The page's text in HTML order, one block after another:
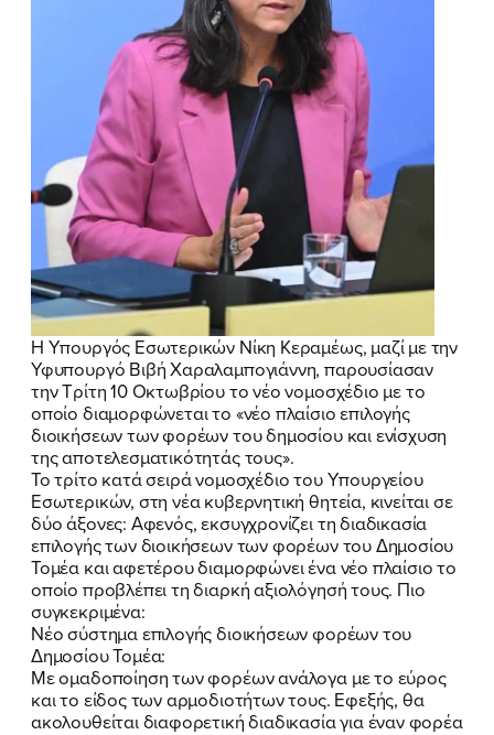
Η Υπουργός Εσωτερικών Νίκη Κεραμέως, μαζί με την
Υφυπουργό Βιβή Χαραλαμπογιάννη, παρουσίασαν
την Τρίτη 10 Οκτωβρίου το νέο νομοσχέδιο με το
οποίο διαμορφώνεται το «νέο πλαίσιο επιλογής
διοικήσεων των φορέων του δημοσίου και ενίσχυση
της αποτελεσματικότητάς τους».
Το τρίτο κατά σειρά νομοσχέδιο του Υπουργείου
Εσωτερικών, στη νέα κυβερνητική θητεία, κινείται σε
δύο άξονες: Αφενός, εκσυγχρονίζει τη διαδικασία
επιλογής των διοικήσεων των φορέων του Δημοσίου
Τομέα και αφετέρου διαμορφώνει ένα νέο πλαίσιο το
οποίο προβλέπει τη διαρκή αξιολόγησή τους. Πιο
συγκεκριμένα:
Νέο σύστημα επιλογής διοικήσεων φορέων του
Δημοσίου Τομέα:
Με ομαδοποίηση των φορέων ανάλογα με το εύρος
και το είδος των αρμοδιοτήτων τους. Εφεξής, θα
ακολουθείται διαφορετική διαδικασία για έναν φορέα